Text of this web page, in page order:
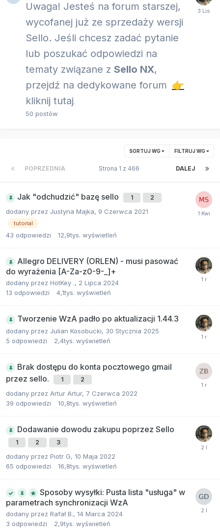
Uwaga! Jesteś na forum starszej,
wycofanej już ze sprzedaży wersji
Sello. Jeśli chcesz zadać pytanie
lub poszukać odpowiedzi na
tematy związane z Sello NX,
przejdź na dedykowane forum 👉
kliknij tutaj.
50 postów
SORTUJ WG FILTRUJ WG
POPRZEDNIA DALEJ
Strona 1 z 466
Jak "odchudzić" bazę sello 1 2
dodany przez Justyna Majka, 9 Czerwca 2021
tutorial
43 odpowiedzi 12,9tys. wyświetleń
Allegro DELIVERY (ORLEN) - musi pasować
do wyrażenia [A-Za-z0-9-_]+
dodany przez HotKey ., 2 Lipca 2024
13 odpowiedzi 4,1tys. wyświetleń
Tworzenie WzA padło po aktualizacji 1.44.3
dodany przez Julian Kosobucki, 30 Stycznia 2025
5 odpowiedzi 2,4tys. wyświetleń
Brak dostępu do konta pocztowego gmail
przez sello.
1 2
dodany przez Artur Artur, 7 Czerwca 2022
39 odpowiedzi 10,8tys. wyświetleń
Dodawanie dowodu zakupu poprzez Sello
1 2 3
dodany przez Piotr G, 10 Maja 2022
65 odpowiedzi 16,8tys. wyświetleń
Sposoby wysyłki: Pusta lista "usługa" w
parametrach synchronizacji WzA
dodany przez Rafał B., 14 Marca 2024
3 odpowiedzi 2,9tys. wyświetleń